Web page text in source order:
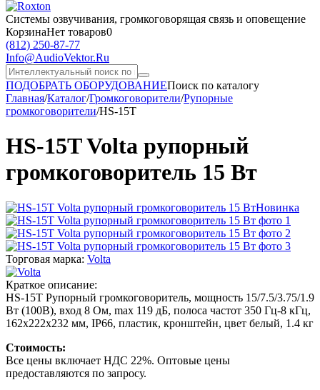
Системы озвучивания, громкоговорящая связь и оповещение
КорзинаНет товаров0
(812) 250-87-77
Info@AudioVektor.Ru
ПОДОБРАТЬ ОБОРУДОВАНИЕПоиск по каталогу
Главная/Каталог/Громкоговорители/Рупорные
громкоговорители/HS-15T
HS-15T Volta рупорный
громкоговоритель 15 Вт
Новинка
Торговая марка: Volta
Краткое описание:
HS-15T Рупорный громкоговоритель, мощность 15/7.5/3.75/1.9
Вт (100В), вход 8 Ом, max 119 дБ, полоса частот 350 Гц-8 кГц,
162х222х232 мм, IP66, пластик, кронштейн, цвет белый, 1.4 кг
Стоимость:
Все цены включает НДС 22%. Оптовые цены
предоставляются по запросу.